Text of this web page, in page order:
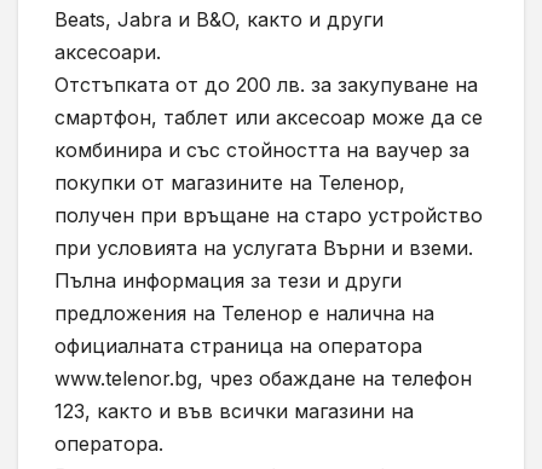
Beats, Jabra и B&O, както и други
аксесоари.
Отстъпката от до 200 лв. за закупуване на
смартфон, таблет или аксесоар може да се
комбинира и със стойността на ваучер за
покупки от магазините на Теленор,
получен при връщане на старо устройство
при условията на услугата Върни и вземи.
Пълна информация за тези и други
предложения на Теленор е налична на
официалната страница на оператора
www.telenor.bg, чрез обаждане на телефон
123, както и във всички магазини на
оператора.